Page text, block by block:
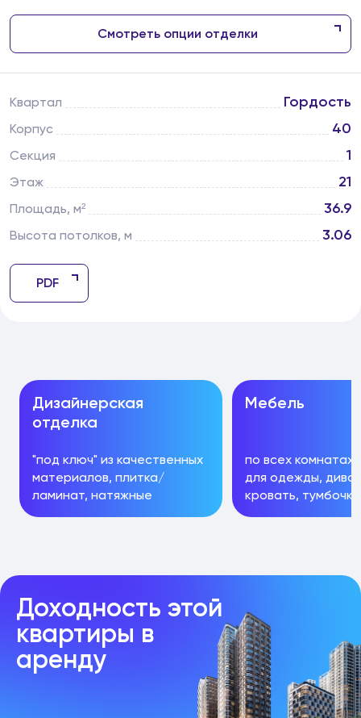
Квартал Гордость
Корпус 40
Секция 1
Этаж 21
Площадь, м² 36.9
Высота потолков, м 3.06
PDF
Смотреть опции отделки
Дизайнерская
отделка
"под ключ" из качественных
материалов, плитка/
ламинат, натяжные
потолки, теплые полы
Мебель
по всех
для одежды,
кровать,
стулья
Доходность этой
квартиры в
аренду